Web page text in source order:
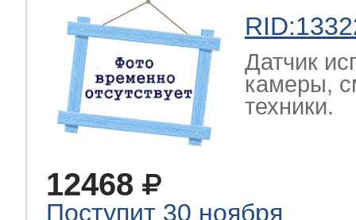
Датчик
камеры,
техники.
12468
Поступит 30 ноября